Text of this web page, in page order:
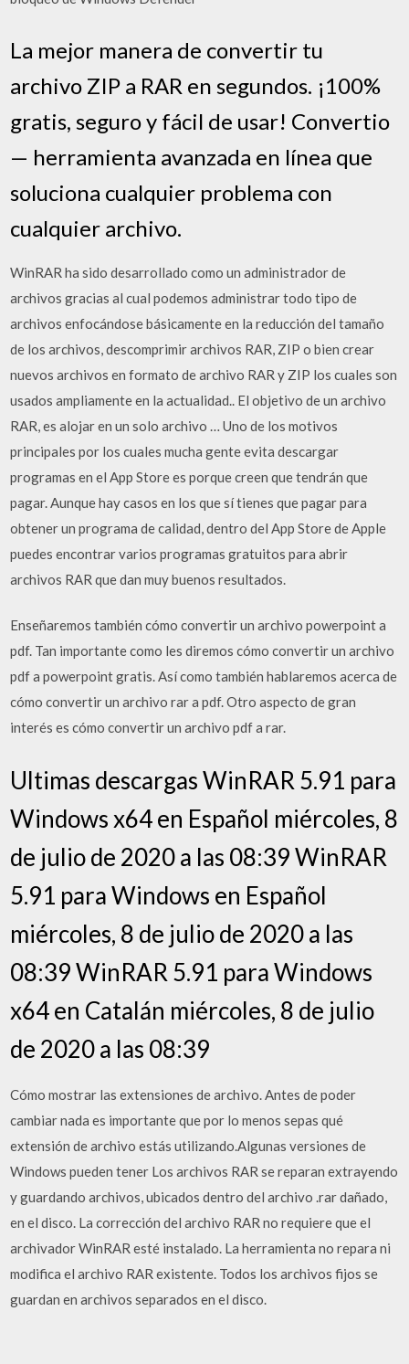
La mejor manera de convertir tu
archivo ZIP a RAR en segundos. ¡100%
gratis, seguro y fácil de usar! Convertio
— herramienta avanzada en línea que
soluciona cualquier problema con
cualquier archivo.
WinRAR ha sido desarrollado como un administrador de
archivos gracias al cual podemos administrar todo tipo de
archivos enfocándose básicamente en la reducción del tamaño
de los archivos, descomprimir archivos RAR, ZIP o bien crear
nuevos archivos en formato de archivo RAR y ZIP los cuales son
usados ampliamente en la actualidad.. El objetivo de un archivo
RAR, es alojar en un solo archivo … Uno de los motivos
principales por los cuales mucha gente evita descargar
programas en el App Store es porque creen que tendrán que
pagar. Aunque hay casos en los que sí tienes que pagar para
obtener un programa de calidad, dentro del App Store de Apple
puedes encontrar varios programas gratuitos para abrir
archivos RAR que dan muy buenos resultados.
Enseñaremos también cómo convertir un archivo powerpoint a
pdf. Tan importante como les diremos cómo convertir un archivo
pdf a powerpoint gratis. Así como también hablaremos acerca de
cómo convertir un archivo rar a pdf. Otro aspecto de gran
interés es cómo convertir un archivo pdf a rar.
Ultimas descargas WinRAR 5.91 para
Windows x64 en Español miércoles, 8
de julio de 2020 a las 08:39 WinRAR
5.91 para Windows en Español
miércoles, 8 de julio de 2020 a las
08:39 WinRAR 5.91 para Windows
x64 en Catalán miércoles, 8 de julio
de 2020 a las 08:39
Cómo mostrar las extensiones de archivo. Antes de poder
cambiar nada es importante que por lo menos sepas qué
extensión de archivo estás utilizando.Algunas versiones de
Windows pueden tener Los archivos RAR se reparan extrayendo
y guardando archivos, ubicados dentro del archivo .rar dañado,
en el disco. La corrección del archivo RAR no requiere que el
archivador WinRAR esté instalado. La herramienta no repara ni
modifica el archivo RAR existente. Todos los archivos fijos se
guardan en archivos separados en el disco.